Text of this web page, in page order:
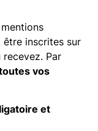
inscrites sur
Par
vos
et